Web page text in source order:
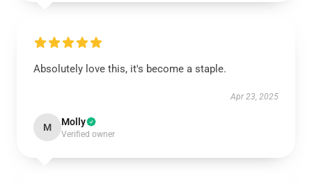
Absolutely love this, it's become a staple.
Apr 23, 2025
M Molly
Verified owner